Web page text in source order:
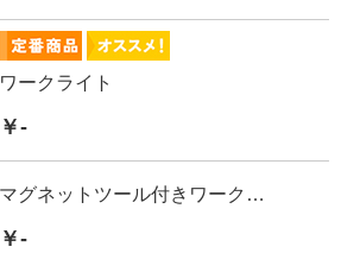
ワークライト
￥-
マグネットツール付きワークライト
￥-